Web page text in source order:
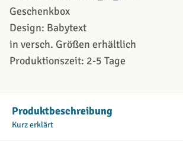
Produktbeschreibung
Kurz erklärt
Geschenkbox
Design: Babytext
in versch. Größen erhältlich
Produktionszeit: 2-5 Tage